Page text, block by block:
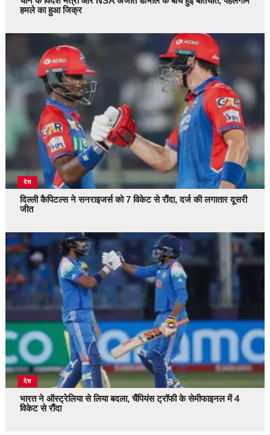
हमले का हुआ जिक्र
देश
दिल्ली कैपिटल्स ने सनराइजर्स को 7 विकेट से रौंदा, दर्ज की लगातार दूसरी
जीत
देश
भारत ने ऑस्ट्रेलिया से लिया बदला, चैंपियंस ट्रॉफी के सेमीफाइनल में 4
विकेट से रौंदा